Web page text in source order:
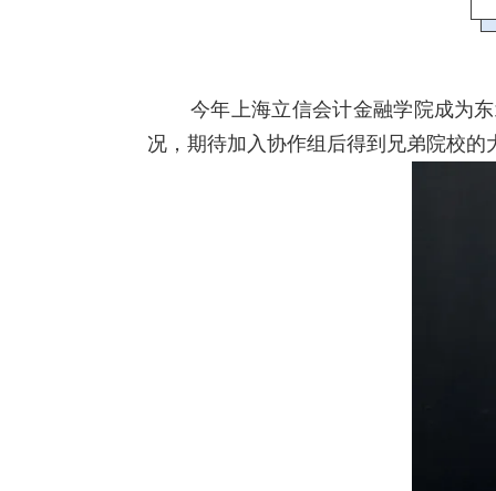
今年上海立信会计金融学院成为
况，期待加入协作组后得到兄弟院校